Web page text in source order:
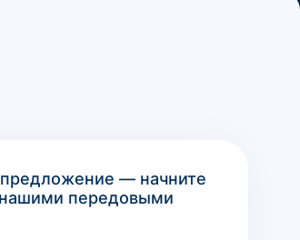
предложение — начните
нашими передовыми